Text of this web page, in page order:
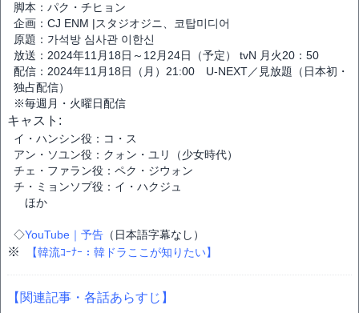
脚本：パク・チヒョン
企画：CJ ENM |スタジオジニ、코탑미디어
原題：가석방 심사관 이한신
放送：2024年11月18日～12月24日（予定） tvN 月火20：50
配信：2024年11月18日（月）21:00 U-NEXT／見放題（日本初・
独占配信）
※毎週月・火曜日配信
キャスト:
イ・ハンシン役：コ・ス
アン・ソユン役：クォン・ユリ（少女時代）
チェ・ファラン役：ペク・ジウォン
チ・ミョンソプ役：イ・ハクジュ
ほか
◇YouTube｜予告 （日本語字幕なし）
※ 【韓流ｺｰﾅｰ：韓ドラここが知りたい】
【関連記事・各話あらすじ】